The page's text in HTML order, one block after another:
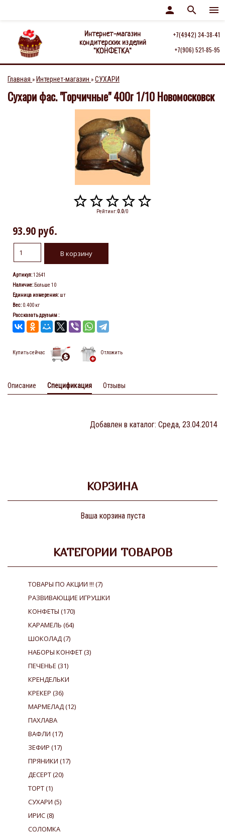
menu
search
person
Интернет-магазин
кондитерских изделий
"КОНФЕТКА"
+7(4942) 34-38-41
+7(906) 521-85-95
Главная » Интернет-магазин » СУХАРИ
Сухари фас. "Горчичные" 400г 1/10 Новомосковск
Рейтинг:0.0/0
93.90 руб.
Артикул:12641
Наличие: Больше 10
Единица измерения: шт
Вес: 0.400 кг
Рассказать друзьям:
Купить сейчас Отложить
Описание Спецификация Отзывы
Добавлен в каталог: Среда, 23.04.2014
КОРЗИНА
Ваша корзина пуста
КАТЕГОРИИ ТОВАРОВ
ТОВАРЫ ПО АКЦИИ !!! (7)
РАЗВИВАЮЩИЕ ИГРУШКИ
КОНФЕТЫ (170)
КАРАМЕЛЬ (64)
ШОКОЛАД(7)
НАБОРЫ КОНФЕТ(3)
ПЕЧЕНЬЕ (31)
КРЕНДЕЛЬКИ
КРЕКЕР (36)
МАРМЕЛАД(12)
ПАХЛАВА
ВАФЛИ (17)
ЗЕФИР (17)
ПРЯНИКИ (17)
ДЕСЕРТ(20)
ТОРТ(1)
СУХАРИ (5)
ИРИС(8)
СОЛОМКА